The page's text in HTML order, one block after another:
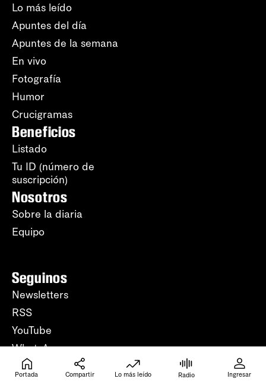
Lo más leído
Apuntes del día
Apuntes de la semana
En vivo
Fotografía
Humor
Crucigramas
Beneficios
Listado
Tu ID (número de
suscripción)
Nosotros
Sobre la diaria
Equipo
Seguinos
Newsletters
RSS
YouTube
WhatsApp
Instagram
Portada Compartir Lo más leído Radio Ingresar